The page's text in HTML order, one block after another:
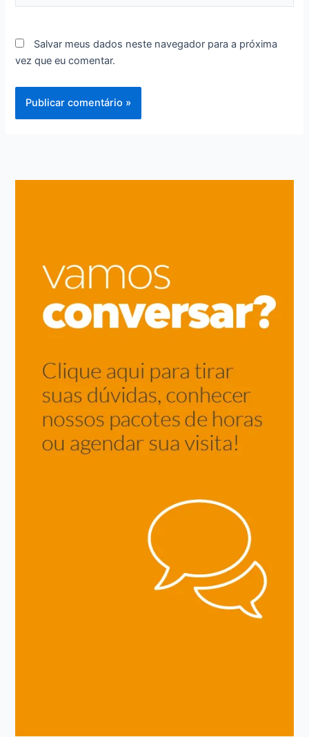
Salvar meus dados neste navegador para a próxima
vez que eu comentar.